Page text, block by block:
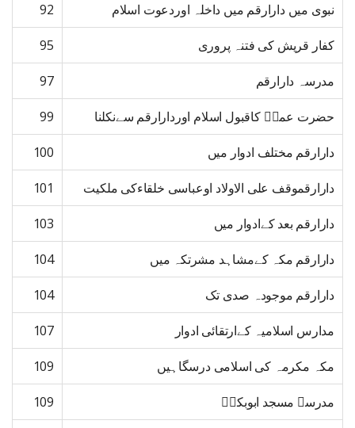
نبوی میں دارارقم میں داخلہ اوردعوت اسلام 92
کفار قریش کی فتنہ پروری 95
مدرسہ دارارقم 97
حضرت عمرؓ کاقبول اسلام اوردارارقم سےنکلنا 99
دارارقم مختلف ادوار میں 100
دارارقموقف علی الاولاد اوعباسی خلقاءکی ملکیت 101
دارارقم بعد کےادوار میں 103
دارارقم مکہ کےمشاہد مشرتکہ میں 104
دارارقم موجودہ صدی تک 104
مدارس اسلامیہ کےارتقائی ادوار 107
مکہ مکرمہ کی اسلامی درسگاہیں 109
مدرسہ مسجد ابوبکرؓ 109